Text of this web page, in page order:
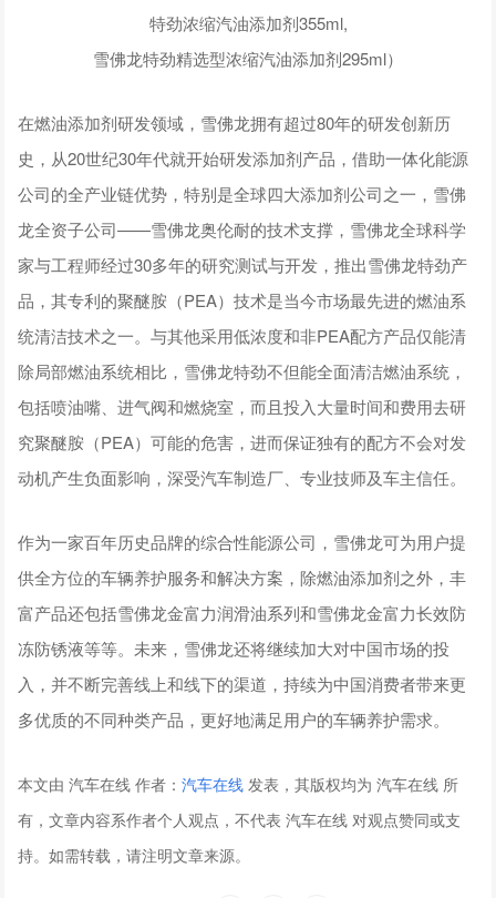
特劲浓缩汽油添加剂355ml,
雪佛龙特劲精选型浓缩汽油添加剂295ml）
在燃油添加剂研发领域，雪佛龙拥有超过80年的研发创新历
史，从20世纪30年代就开始研发添加剂产品，借助一体化能源
公司的全产业链优势，特别是全球四大添加剂公司之一，雪佛
龙全资子公司——雪佛龙奥伦耐的技术支撑，雪佛龙全球科学
家与工程师经过30多年的研究测试与开发，推出雪佛龙特劲产
品，其专利的聚醚胺（PEA）技术是当今市场最先进的燃油系
统清洁技术之一。与其他采用低浓度和非PEA配方产品仅能清
除局部燃油系统相比，雪佛龙特劲不但能全面清洁燃油系统，
包括喷油嘴、进气阀和燃烧室，而且投入大量时间和费用去研
究聚醚胺（PEA）可能的危害，进而保证独有的配方不会对发
动机产生负面影响，深受汽车制造厂、专业技师及车主信任。
作为一家百年历史品牌的综合性能源公司，雪佛龙可为用户提
供全方位的车辆养护服务和解决方案，除燃油添加剂之外，丰
富产品还包括雪佛龙金富力润滑油系列和雪佛龙金富力长效防
冻防锈液等等。未来，雪佛龙还将继续加大对中国市场的投
入，并不断完善线上和线下的渠道，持续为中国消费者带来更
多优质的不同种类产品，更好地满足用户的车辆养护需求。
本文由 汽车在线 作者：汽车在线 发表，其版权均为 汽车在线 所
有，文章内容系作者个人观点，不代表 汽车在线 对观点赞同或支
持。如需转载，请注明文章来源。